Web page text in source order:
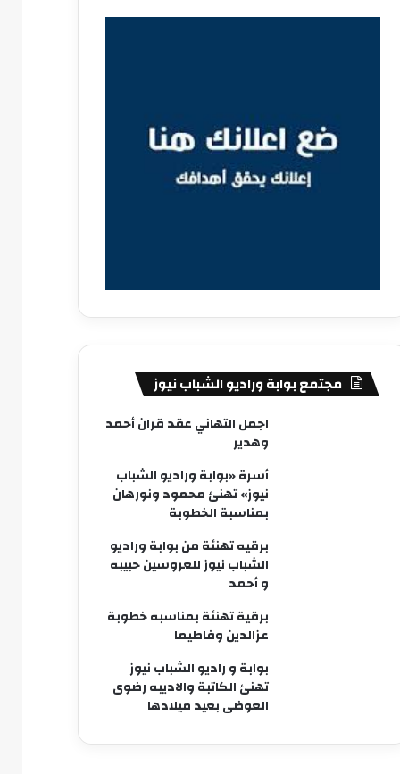
مجتمع بوابة وراديو الشباب نيوز
اجمل التهاني عقد قران أحمد
وهدير
أسرة «بوابة وراديو الشباب
نيوز» تهنئ محمود ونورهان
بمناسبة الخطوبة
برقيه تهنئة من بوابة وراديو
الشباب نيوز للعروسين حبيبه
و أحمد
برقية تهنئة بمناسبه خطوبة
عزالدين وفاطيما
بوابة و راديو الشباب نيوز
تهنئ الكاتبة والاديبه رضوى
العوضى بعيد ميلادها